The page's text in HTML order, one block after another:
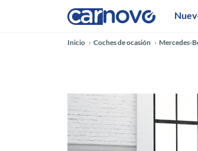
Inicio Coches de ocasión Mercedes-